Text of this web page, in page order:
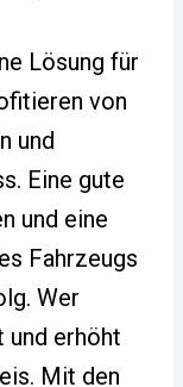
Lösung für
von
und
Eine gute
und eine
Fahrzeugs
Wer
erhöht
Mit den